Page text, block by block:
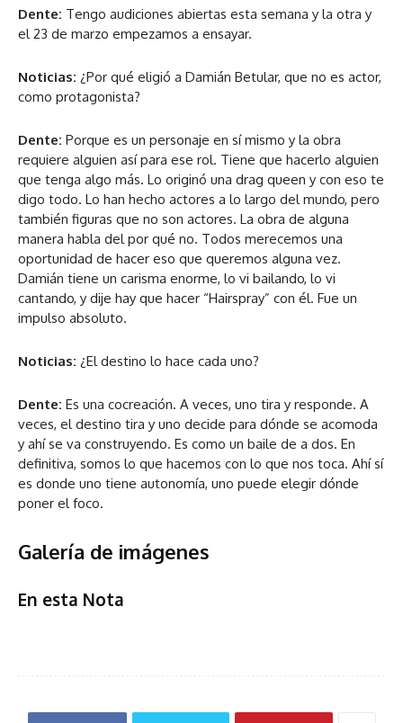
Dente: Tengo audiciones abiertas esta semana y la otra y
el 23 de marzo empezamos a ensayar.
Noticias: ¿Por qué eligió a Damián Betular, que no es actor,
como protagonista?
Dente: Porque es un personaje en sí mismo y la obra
requiere alguien así para ese rol. Tiene que hacerlo alguien
que tenga algo más. Lo originó una drag queen y con eso te
digo todo. Lo han hecho actores a lo largo del mundo, pero
también figuras que no son actores. La obra de alguna
manera habla del por qué no. Todos merecemos una
oportunidad de hacer eso que queremos alguna vez.
Damián tiene un carisma enorme, lo vi bailando, lo vi
cantando, y dije hay que hacer “Hairspray” con él. Fue un
impulso absoluto.
Noticias: ¿El destino lo hace cada uno?
Dente: Es una cocreación. A veces, uno tira y responde. A
veces, el destino tira y uno decide para dónde se acomoda
y ahí se va construyendo. Es como un baile de a dos. En
definitiva, somos lo que hacemos con lo que nos toca. Ahí sí
es donde uno tiene autonomía, uno puede elegir dónde
poner el foco.
Galería de imágenes
En esta Nota